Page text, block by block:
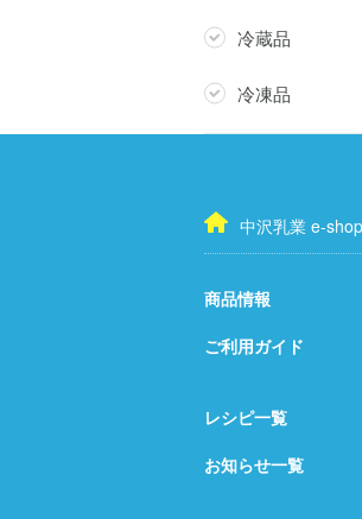
冷蔵品
冷凍品
中沢乳業 e-
商品情報
ご利用ガイド
レシピ一覧
お知らせ一覧